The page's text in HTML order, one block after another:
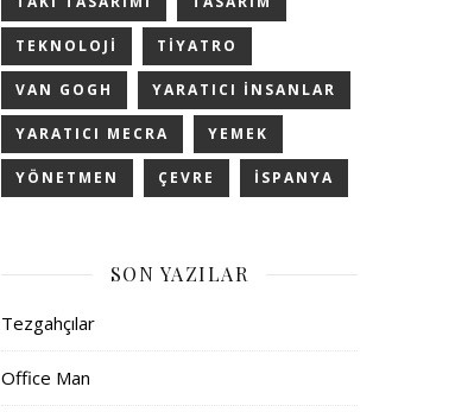
TEKNOLOJI TIYATRO
VAN GOGH YARATICI INSANLAR
YARATICI MECRA YEMEK
YÖNETMEN ÇEVRE İSPANYA
SON YAZILAR
Tezgahçılar
Office Man